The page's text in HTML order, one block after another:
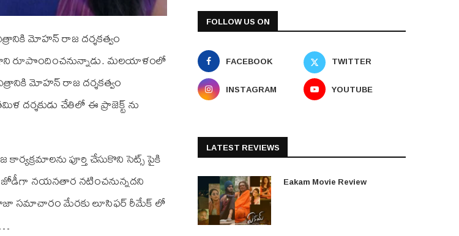
మోహన్ రాజ దర్శకత్వం
రూపొందించనున్నాడు. మలయాళంలో
మోహన్ రాజ దర్శకత్వం
దర్శకుడు చేతిలో ఈ ప్రాజెక్ట్ ను
కార్యక్రమాలను పూర్తి చేసుకొని సెట్స్ పైకి
కి జోడీగా నయనతార నటించనున్నదని
సమాచారం మేరకు లూసిఫర్ రీమేక్ లో
FOLLOW US ON
FACEBOOK
TWITTER
INSTAGRAM
YOUTUBE
LATEST REVIEWS
Eakam Movie Review